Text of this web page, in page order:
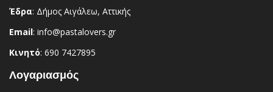
Έδρα: Δήμος Αιγάλεω, Αττικής
Email: info@pastalovers.gr
Κινητό: 690 7427895
Λογαριασμός